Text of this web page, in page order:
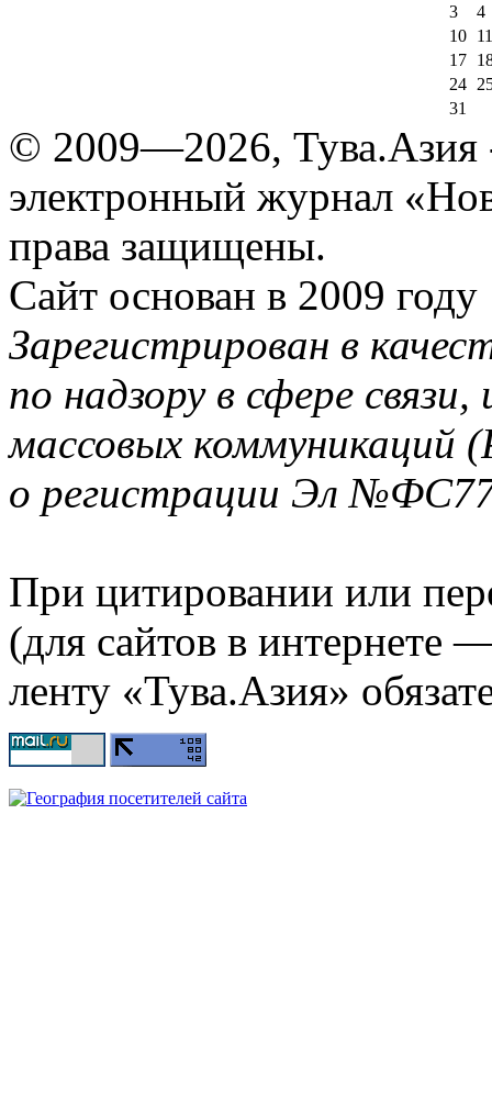
3
4
10
11
17
24
31
© 2009—2026, Тува.Азия
электронный журнал
права защищены.
Сайт основан в 2009 году
Зарегистрирован в
по надзору в сфере
массовых коммуникаций
о регистрации Эл
При цитировании или
(для сайтов в интернете
ленту «Тува.Азия»